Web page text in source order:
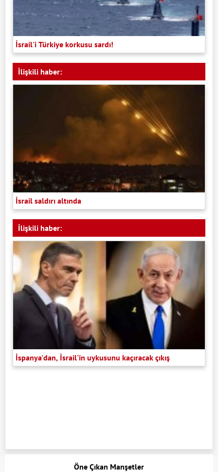
İsrail'i Türkiye korkusu sardı!
İlişkili haber:
İsrail saldırı altında
İlişkili haber:
İspanya'dan, İsrail'in uykusunu kaçıracak çıkış
Öne Çıkan Manşetler